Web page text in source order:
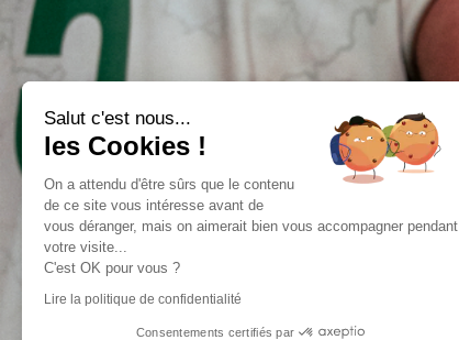
Salut c'est nous...
les Cookies !
On a attendu d'être sûrs que le contenu
de ce site vous intéresse avant de
vous déranger, mais on aimerait bien vous accompagner pendant
votre visite...
C'est OK pour vous ?
Lire la politique de confidentialité
Consentements certifiés par